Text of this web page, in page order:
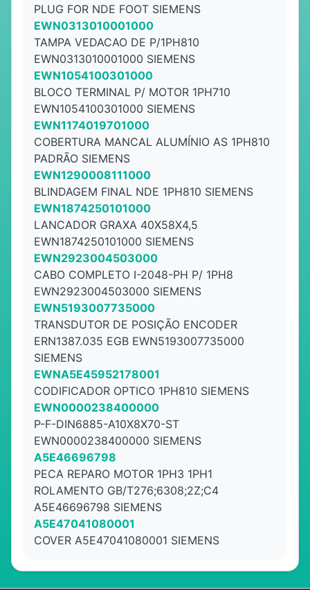
PLUG FOR NDE FOOT SIEMENS
EWN0313010001000
TAMPA VEDACAO DE P/1PH810
EWN0313010001000 SIEMENS
EWN1054100301000
BLOCO TERMINAL P/ MOTOR 1PH710
EWN1054100301000 SIEMENS
EWN1174019701000
COBERTURA MANCAL ALUMÍNIO AS 1PH810
PADRÃO SIEMENS
EWN1290008111000
BLINDAGEM FINAL NDE 1PH810 SIEMENS
EWN1874250101000
LANCADOR GRAXA 40X58X4,5
EWN1874250101000 SIEMENS
EWN2923004503000
CABO COMPLETO I-2048-PH P/ 1PH8
EWN2923004503000 SIEMENS
EWN5193007735000
TRANSDUTOR DE POSIÇÃO ENCODER
ERN1387.035 EGB EWN5193007735000
SIEMENS
EWNA5E45952178001
CODIFICADOR OPTICO 1PH810 SIEMENS
EWN0000238400000
P-F-DIN6885-A10X8X70-ST
EWN0000238400000 SIEMENS
A5E46696798
PECA REPARO MOTOR 1PH3 1PH1
ROLAMENTO GB/T276;6308;2Z;C4
A5E46696798 SIEMENS
A5E47041080001
COVER A5E47041080001 SIEMENS